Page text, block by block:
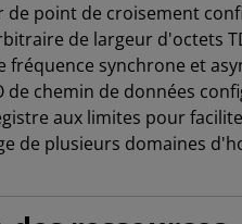
point de croisement
de largeur d'octets
fréquence synchrone et
de chemin de données
aux limites pour
de plusieurs domaines